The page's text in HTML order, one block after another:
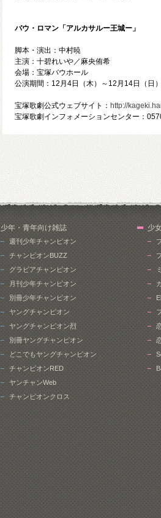
バウ・ロマン「アルカサルー王城ー」
脚本・演出：中村暁
主演：十碧れいや／麻央侑希
会場：宝塚バウホール
公演期間：12月4日（木）～12月14日（日）
宝塚歌劇公式ウェブサイト： http://
宝塚歌劇インフォメーションセンター：
少年・青年向け雑誌
週刊少年チャンピオン
チャンピオンBUZZ
グラビアチャンピオン
月刊少年チャンピオン
別冊少年チャンピオン
ヤングチャンピオン
ヤングチャンピオン烈
別冊ヤングチャンピオン
どこでもヤングチャンピオン
チャンピオンRED
ヤンチャンWeb
チャンピオンクロス
少